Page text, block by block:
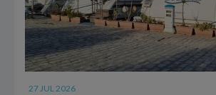
27 JUL 2026